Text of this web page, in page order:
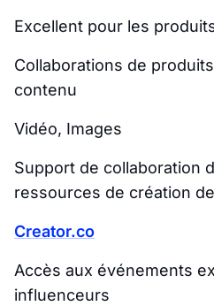
Excellent pour les
Collaborations de
contenu
Vidéo, Images
Support de collaboration
ressources de création
Creator.co
Accès aux événements
influenceurs